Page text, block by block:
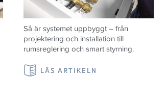
Så är systemet uppbyggt – från
projektering och installation till
rumsreglering och smart styrning.
LÄS ARTIKELN